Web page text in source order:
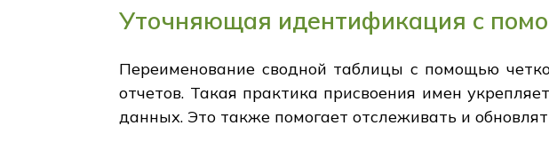
Уточняющая идентификация с
Переименование сводной таблицы с помощью
отчетов. Такая практика присвоения имен
данных. Это также помогает отслеживать и